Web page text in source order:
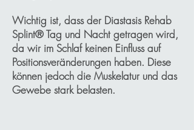
Wichtig ist, dass der Diastasis Rehab
Splint® Tag und Nacht getragen wird,
da wir im Schlaf keinen Einfluss auf
Positionsveränderungen haben. Diese
können jedoch die Muskelatur und das
Gewebe stark belasten.